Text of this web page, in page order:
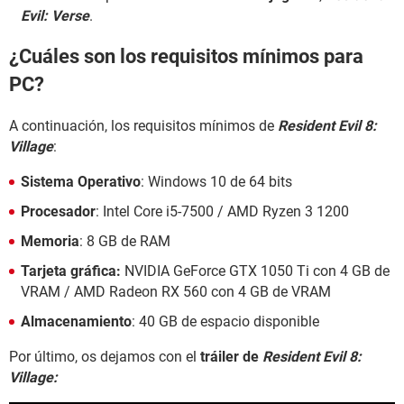
Evil: Verse.
¿Cuáles son los requisitos mínimos para
PC?
A continuación, los requisitos mínimos de Resident Evil 8:
Village:
Sistema Operativo: Windows 10 de 64 bits
Procesador: Intel Core i5-7500 / AMD Ryzen 3 1200
Memoria: 8 GB de RAM
Tarjeta gráfica: NVIDIA GeForce GTX 1050 Ti con 4 GB de
VRAM / AMD Radeon RX 560 con 4 GB de VRAM
Almacenamiento: 40 GB de espacio disponible
Por último, os dejamos con el tráiler de Resident Evil 8:
Village: